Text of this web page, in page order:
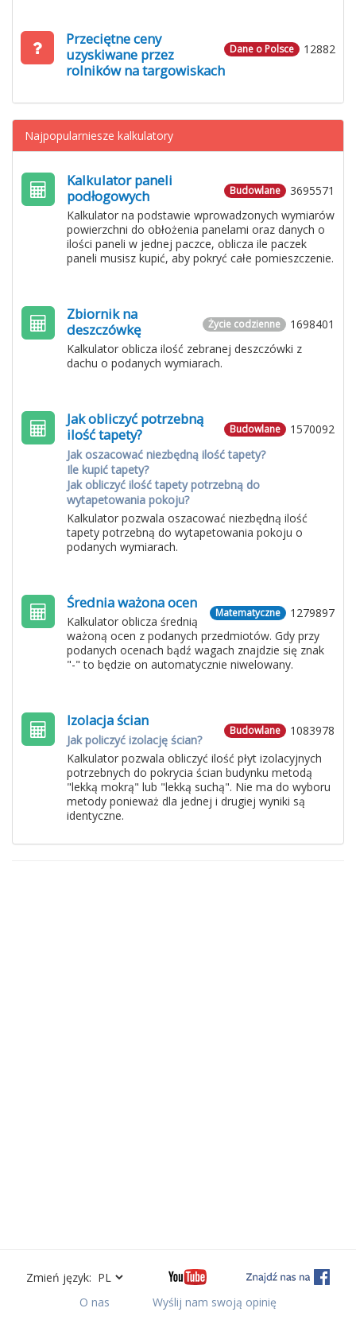
12882
Dane o Polsce
Przeciętne ceny
uzyskiwane przez
rolników na targowiskach
Najpopularniesze kalkulatory
3695571
Budowlane
Kalkulator paneli
podłogowych
Kalkulator na podstawie wprowadzonych wymiarów
powierzchni do obłożenia panelami oraz danych o
ilości paneli w jednej paczce, oblicza ile paczek
paneli musisz kupić, aby pokryć całe pomieszczenie.
1698401
Życie codzienne
Zbiornik na
deszczówkę
Kalkulator oblicza ilość zebranej deszczówki z
dachu o podanych wymiarach.
1570092
Budowlane
Jak obliczyć potrzebną
ilość tapety?
Jak oszacować niezbędną ilość tapety?
Ile kupić tapety?
Jak obliczyć ilość tapety potrzebną do
wytapetowania pokoju?
Kalkulator pozwala oszacować niezbędną ilość
tapety potrzebną do wytapetowania pokoju o
podanych wymiarach.
1279897
Matematyczne
Średnia ważona ocen
Kalkulator oblicza średnią
ważoną ocen z podanych przedmiotów. Gdy przy
podanych ocenach bądź wagach znajdzie się znak
"-" to będzie on automatycznie niwelowany.
1083978
Budowlane
Izolacja ścian
Jak policzyć izolację ścian?
Kalkulator pozwala obliczyć ilość płyt izolacyjnych
potrzebnych do pokrycia ścian budynku metodą
"lekką mokrą" lub "lekką suchą". Nie ma do wyboru
metody ponieważ dla jednej i drugiej wyniki są
identyczne.
Zmień język:
O nas
Wyślij nam swoją opinię